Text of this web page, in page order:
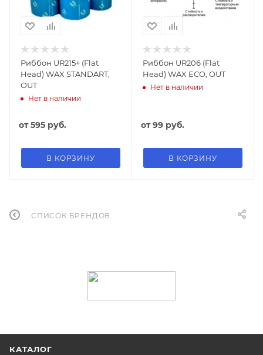
Риббон UR215+ (Flat
Head) WAX STANDART,
OUT
Нет в наличии
от595 руб.
В КОРЗИНУ
Риббон UR206 (Flat
Head) WAX ECO, OUT
Нет в наличии
от99 руб.
В КОРЗИНУ
СПИСОК БРЕНДОВ
КАТАЛОГ